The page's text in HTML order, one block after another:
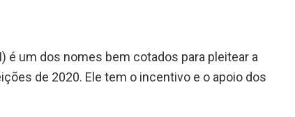
é um dos nomes bem cotados para pleitear a
de 2020. Ele tem o incentivo e o apoio dos